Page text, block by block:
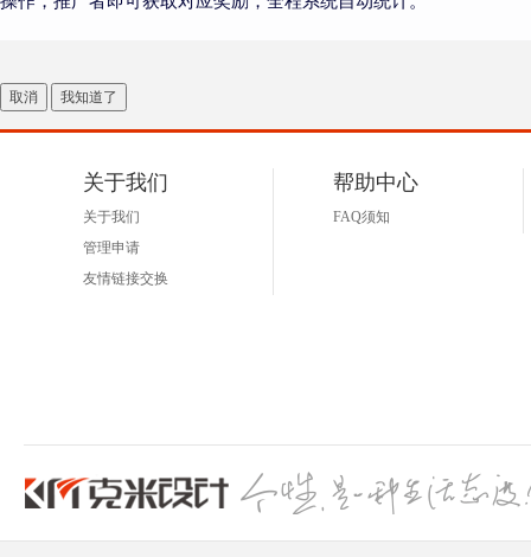
取消 我知道了
关于我们
关于我们
管理申请
友情链接交换
帮助中心
FAQ须知